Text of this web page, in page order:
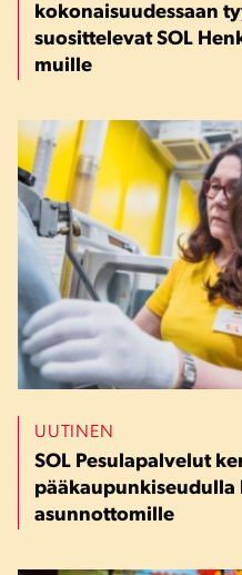
kokonaisuudessaan
suosittelevat SOL
muille
UUTINEN
SOL Pesulapalvelut
pääkaupunkiseudulla
asunnottomille